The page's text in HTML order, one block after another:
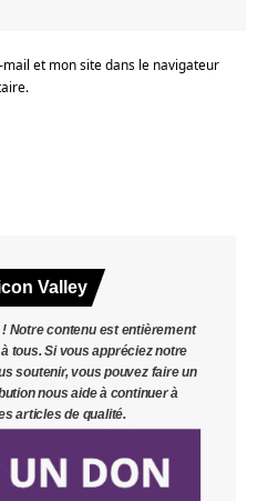
et mon site dans le navigateur
Valley
Notre contenu est entièrement
tous. Si vous appréciez notre
soutenir, vous pouvez faire un
nous aide à continuer à
articles de qualité.